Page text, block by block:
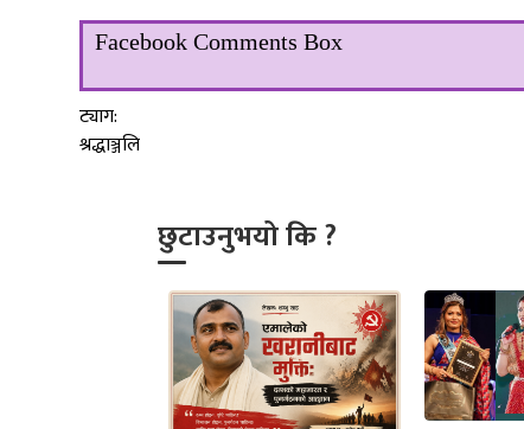
Facebook Comments Box
ट्याग:
श्रद्धाञ्जलि
छुटाउनुभयो कि ?